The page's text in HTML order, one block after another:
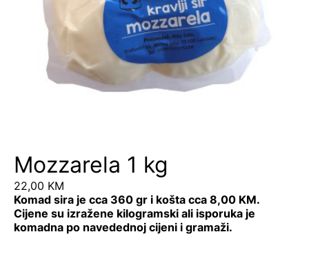
Mozzarela 1 kg
22,00 KM
Komad sira je cca 360 gr i košta cca 8,00 KM.
Cijene su izražene kilogramski ali isporuka je
komadna po navedednoj cijeni i gramaži.